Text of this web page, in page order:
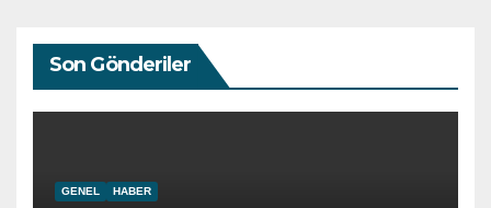
Son Gönderiler
GENEL HABER